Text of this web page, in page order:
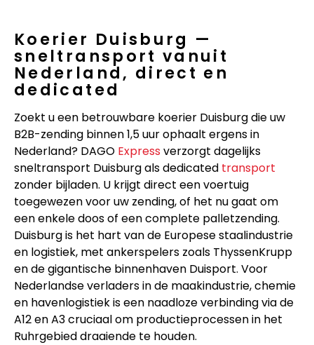
Koerier Duisburg —
sneltransport vanuit
Nederland, direct en
dedicated
Zoekt u een betrouwbare koerier Duisburg die uw
B2B-zending binnen 1,5 uur ophaalt ergens in
Nederland? DAGO Express verzorgt dagelijks
sneltransport Duisburg als dedicated transport
zonder bijladen. U krijgt direct een voertuig
toegewezen voor uw zending, of het nu gaat om
een enkele doos of een complete palletzending.
Duisburg is het hart van de Europese staalindustrie
en logistiek, met ankerspelers zoals ThyssenKrupp
en de gigantische binnenhaven Duisport. Voor
Nederlandse verladers in de maakindustrie, chemie
en havenlogistiek is een naadloze verbinding via de
A12 en A3 cruciaal om productieprocessen in het
Ruhrgebied draaiende te houden.